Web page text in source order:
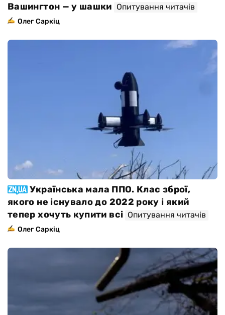
Вашингтон — у шашки Опитування читачів
Олег Саркіц
Українська мала ППО. Клас зброї,
якого не існувало до 2022 року і який
тепер хочуть купити всі Опитування читачів
Олег Саркіц